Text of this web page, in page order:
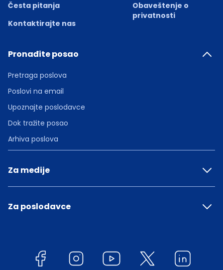
Česta pitanja
Kontaktirajte nas
Obaveštenje o
privatnosti
Pronađite posao
Pretraga poslova
Poslovi na email
Upoznajte poslodavce
Dok tražite posao
Arhiva poslova
Za medije
Za poslodavce